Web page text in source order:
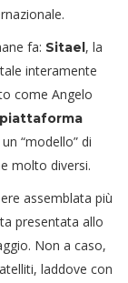
fa: Sitael , la
interamente
come Angelo
“modello” di
molto diversi.
assemblata più
presentata allo
Non a caso,
laddove con